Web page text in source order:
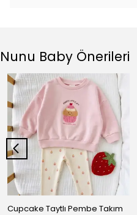
Nunu Baby Önerileri
Cupcake Taytlı Pembe Takım